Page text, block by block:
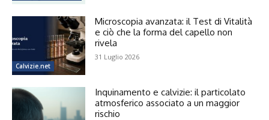
Calvizie.net
Microscopia avanzata: il Test di Vitalità
e ciò che la forma del capello non
rivela
31 Luglio 2026
Inquinamento e calvizie: il particolato
atmosferico associato a un maggior
rischio